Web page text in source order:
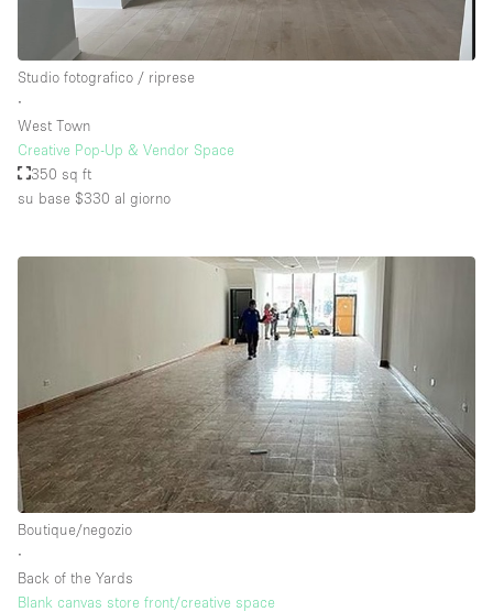
Studio fotografico / riprese
∙
West Town
Creative Pop-Up & Vendor Space
350 sq ft
su base $330 al giorno
Boutique/negozio
∙
Back of the Yards
Blank canvas store front/creative space